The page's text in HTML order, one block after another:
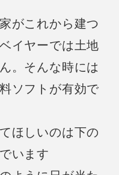
がこれから建つ
イヤーでは土地
。 そんな時には
ソフトが有効で
ほしいのは下の
います